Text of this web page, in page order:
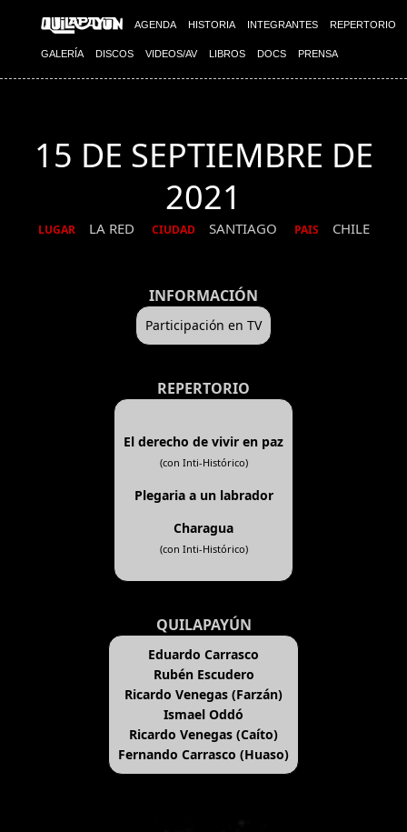
AGENDA HISTORIA INTEGRANTES REPERTORIO
GALERÍA DISCOS VIDEOS/AV LIBROS DOCS PRENSA
15 DE SEPTIEMBRE DE
2021
LUGAR LA RED CIUDAD SANTIAGO PAIS CHILE
INFORMACIÓN
Participación en TV
REPERTORIO
El derecho de vivir en paz
(con Inti-Histórico)
Plegaria a un labrador
Charagua
(con Inti-Histórico)
QUILAPAYÚN
Eduardo Carrasco
Rubén Escudero
Ricardo Venegas (Farzán)
Ismael Oddó
Ricardo Venegas (Caíto)
Fernando Carrasco (Huaso)